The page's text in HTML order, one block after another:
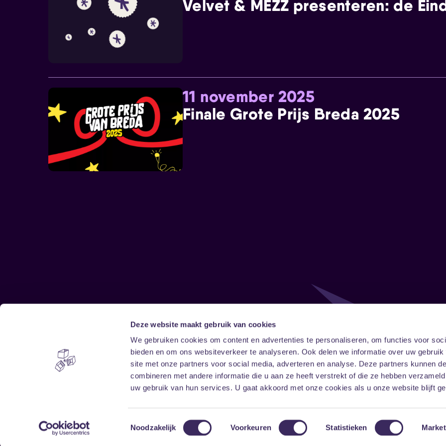
Deze website maakt gebruik van cookies
We gebruiken cookies om content en advertenties te personaliseren, om functies voor
bieden en om ons websiteverkeer te analyseren. Ook delen we informatie over uw gebruik
site met onze partners voor social media, adverteren en analyse. Deze partners kunnen
combineren met andere informatie die u aan ze heeft verstrekt of die ze hebben
uw gebruik van hun services. U gaat akkoord met onze cookies als u onze website blijft
Toestemmingsselectie
Noodzakelijk Voorkeuren Statistieken
Velvet & MEZZ presenteren: de
11 november 2025
Finale Grote Prijs Breda 2025
Home
Vrijwilligers
Disclaimer
Toegankelijkheid
Privacy & cookies
Follow
FacebookInstagramLinkedIn
Onze